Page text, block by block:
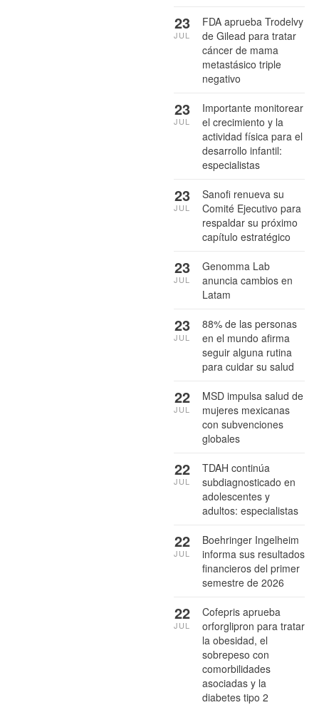
FDA aprueba Trodelvy
de Gilead para tratar
cáncer de mama
metastásico triple
negativo
23
JUL
Importante monitorear
el crecimiento y la
actividad física para el
desarrollo infantil:
especialistas
23
JUL
Sanofi renueva su
Comité Ejecutivo para
respaldar su próximo
capítulo estratégico
23
JUL
Genomma Lab
anuncia cambios en
Latam
23
JUL
88% de las personas
en el mundo afirma
seguir alguna rutina
para cuidar su salud
23
JUL
MSD impulsa salud de
mujeres mexicanas
con subvenciones
globales
22
JUL
TDAH continúa
subdiagnosticado en
adolescentes y
adultos: especialistas
22
JUL
Boehringer Ingelheim
informa sus resultados
financieros del primer
semestre de 2026
22
JUL
Cofepris aprueba
orforglipron para tratar
la obesidad, el
sobrepeso con
comorbilidades
asociadas y la
diabetes tipo 2
22
JUL